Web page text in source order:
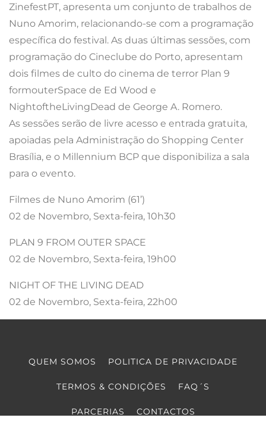
ZinefestPT, apresenta um conjunto de trabalhos de
Nuno Amorim, relacionando-se com a programação
específica do festival. As duas últimas sessões, com
programação do Cineclube do Porto, apresentam
dois filmes de culto do cinema de terror Plan 9
formouterSpace de Ed Wood e
NightoftheLivingDead de George A. Romero.
As sessões serão de livre acesso e entrada gratuita,
apoiadas pela Administração do Shopping Center
Brasília, e o Millennium BCP que disponibiliza a sala
para o evento.
Filmes de Nuno Amorim (61’)
02 de Novembro, Sexta-feira, 10h30
PLAN 9 FROM OUTER SPACE
02 de Novembro, Sexta-feira, 19h00
NIGHT OF THE LIVING DEAD
02 de Novembro, Sexta-feira, 22h00
QUEM SOMOS POLITICA DE PRIVACIDADE
TERMOS & CONDIÇÕES FAQ´S
PARCERIAS CONTACTOS